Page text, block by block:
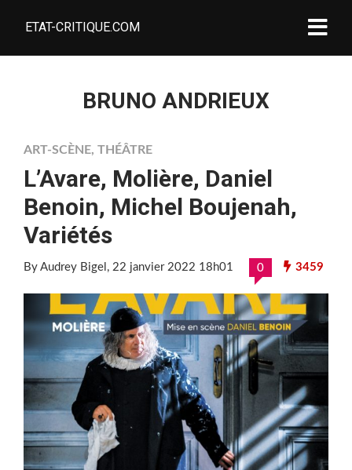
ETAT-CRITIQUE.COM
BRUNO ANDRIEUX
ART-SCÈNE, THÉÂTRE
L’Avare, Molière, Daniel
Benoin, Michel Boujenah,
Variétés
By Audrey Bigel , 22 janvier 2022 18h01 0 3459